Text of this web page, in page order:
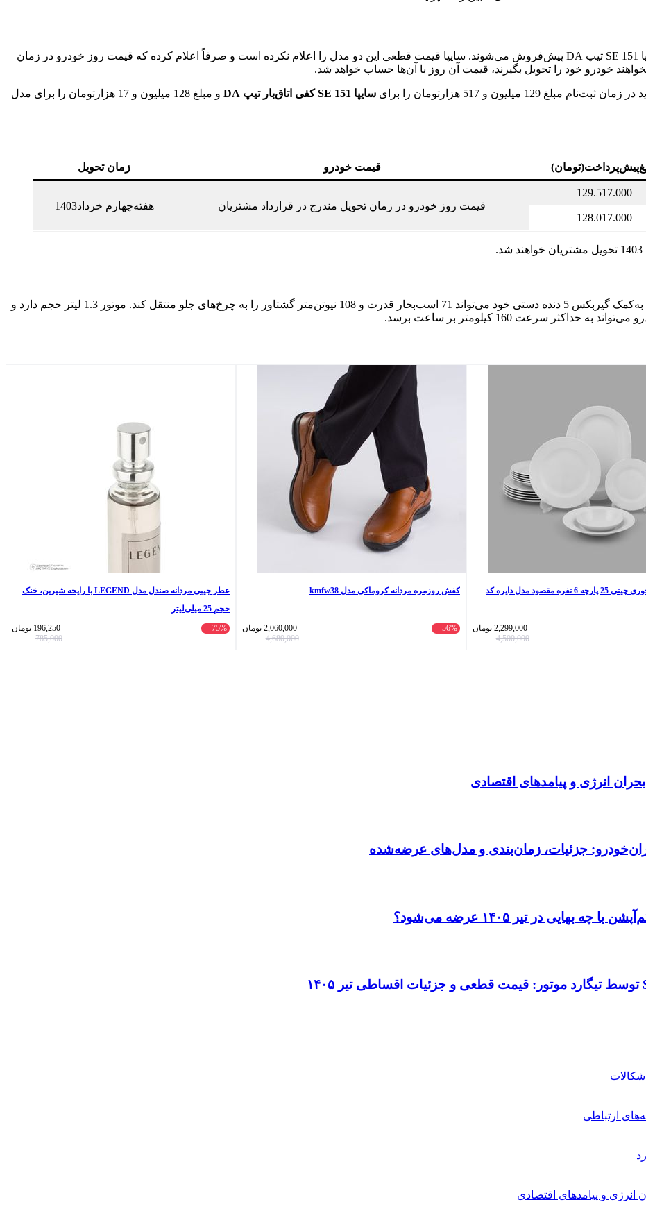
دراین طرح، دو مدل سایپا 151 SE با کفی اتاق‌بار تیپ DA و سایپا 151 SE تیپ DA پیش‌‌فروش می‌شوند. سایپا قیمت قطعی این دو مدل را اعلام نکرده است و صرفاً اعلام کرده که قیمت روز خودرو در زمان
خودرو خود را تحویل بگیرند، قیمت آن روز با آن‌ها حساب خواهد شد.
و 517 هزارتومان را برای سایپا 151 SE کفی اتاق‌بار تیپ DA
و مبلغ 128 میلیون و 17 هزارتومان را برای مدل
قیمت خودرو زمان تحویل
129.517.000
قیمت‌ روز خودرو در زمان‌ تحویل‌ مندرج در قرارداد مشتریان
هفته‌چهارم خرداد1403
128.017.000
سایپا برای این محصول از یک موتور 4 سیلندره استفاده کرده که به‌کمک گیربکس 5 دنده دستی خود می‌تواند 71 اسب‌بخار قدرت و 108 نیوتن‌متر گشتاور را به چرخ‌های جلو منتقل کند. موتور 1.3 لیتر حجم دارد و
سرویس غذاخوری چینی 25 پارچه 6 نفره مقصود مدل دایره کد
2,299,000 تومان
4,500,000
کفش روزمره مردانه کروماکی مدل kmfw38
56%
2,060,000 تومان
4,680,000
عطر جیبی مردانه صندل مدل LEGEND با رایحه شیرین، خنک
حجم 25 میلی‌لیتر
75%
196,250 تومان
785,000
انرژی و پیامدهای اقتصادی
جزئیات، زمان‌بندی و مدل‌های عرضه‌شده
در تیر ۱۴۰۵ عرضه می‌شود؟
ارتباطی
و پیامدهای اقتصادی